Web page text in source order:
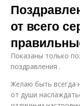
от всего
Показаны только
поздравления .
Желаю быть всегда
от души